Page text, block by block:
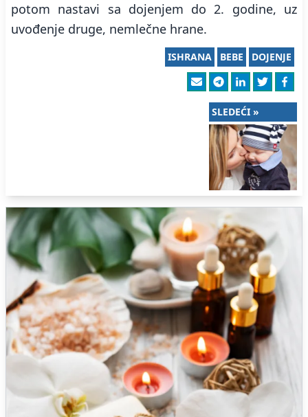
potom nastavi sa dojenjem do 2. godine, uz
uvođenje druge, nemlečne hrane.
DOJENJE
BEBE
ISHRANA
SLEDEĆI »